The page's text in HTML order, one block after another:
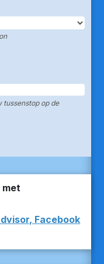
tussenstop op de
met
Facebook